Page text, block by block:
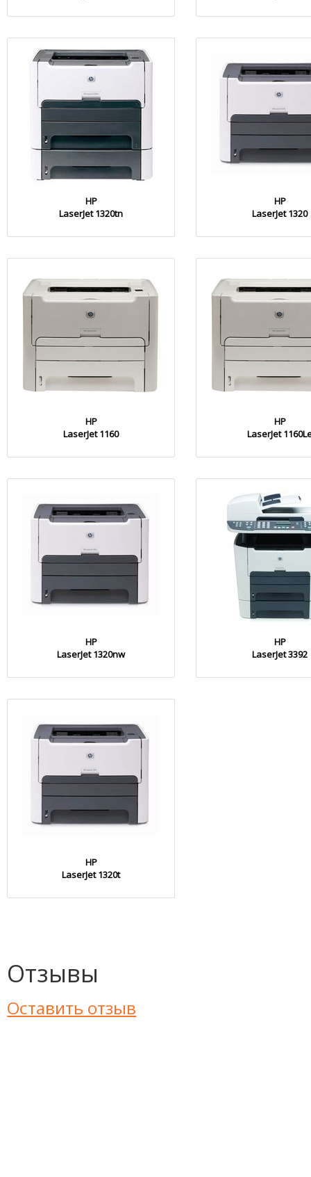
HP
LaserJet 1320tn
HP
LaserJet 1320
HP
LaserJet 1160
HP
LaserJet
HP
LaserJet 1320nw
HP
LaserJet 3392
HP
LaserJet 1320t
Отзывы
Оставить отзыв